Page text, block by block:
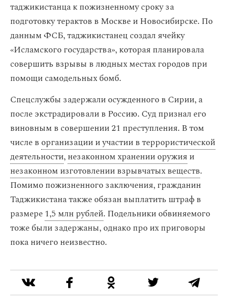
таджикистанца к пожизненному сроку за
подготовку терактов в Москве и Новосибирске. По
данным ФСБ, таджикистанец создал ячейку
«Исламского государства», которая планировала
совершить взрывы в людных местах городов при
помощи самодельных бомб.
Спецслужбы задержали осужденного в Сирии, а
после экстрадировали в Россию. Суд признал его
виновным в совершении 21 преступления. В том
числе в организации и участии в террористической
деятельности,незаконном хранении оружия и
незаконном изготовлении взрывчатых веществ.
Помимо пожизненного заключения, гражданин
Таджикистана также обязан выплатить штраф в
размере1,5 млн рублей. Подельники обвиняемого
тоже были задержаны, однако про их приговоры
пока ничего неизвестно.